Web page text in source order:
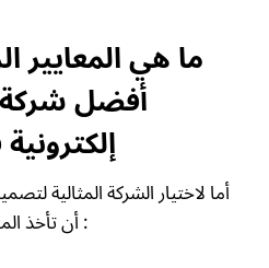
ما هي المعايير
أفضل
أما لاختيار الشركة المثالية
أن تأخذ المعايير التالية في عين الاعتبار :